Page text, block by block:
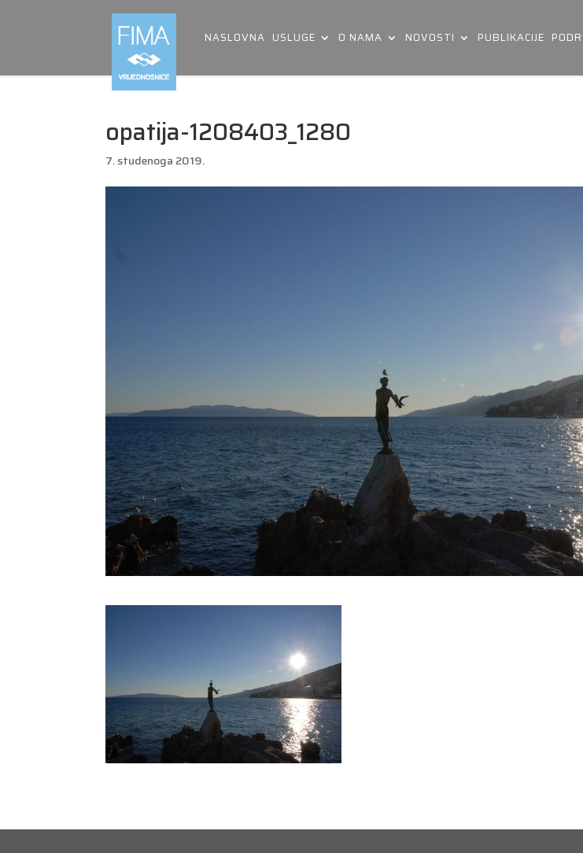
NASLOVNA USLUGE O NAMA NOVOSTI PUBLIKACIJE
opatija-1208403_1280
7. studenoga 2019.